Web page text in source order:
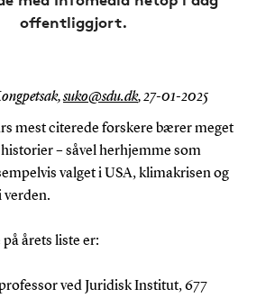
offentliggjort.
suko@sdu.dk,27-01-2025
mest citerede forskere bærer meget
– såvel herhjemme som
valget i USA, klimakrisen og
verden.
årets liste er:
ved Juridisk Institut, 677